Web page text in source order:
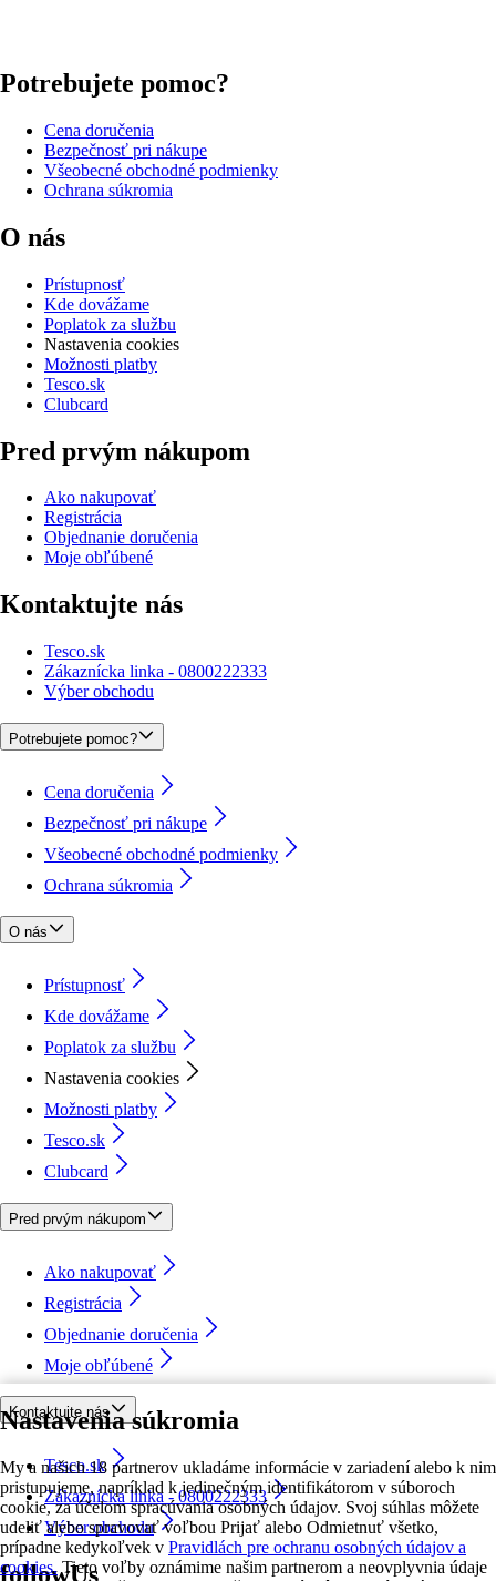
Nastavenia súkromia
My a našich 18 partnerov ukladáme informácie v zariadení alebo k nim
pristupujeme, napríklad k jedinečným identifikátorom v súboroch
cookie, za účelom spracúvania osobných údajov. Svoj súhlas môžete
udeliť alebo spravovať voľbou Prijať alebo Odmietnuť všetko,
prípadne kedykoľvek v Pravidlách pre ochranu osobných údajov a
cookies. Tieto voľby oznámime našim partnerom a neovplyvnia údaje
Potrebujete pomoc?
Cena doručenia
Bezpečnosť pri nákupe
Všeobecné obchodné podmienky
Ochrana súkromia
O nás
Prístupnosť
Kde dovážame
Poplatok za službu
Nastavenia cookies
Možnosti platby
Tesco.sk
Clubcard
Pred prvým nákupom
Ako nakupovať
Registrácia
Objednanie doručenia
Moje obľúbené
Kontaktujte nás
Tesco.sk
Zákaznícka linka - 0800222333
Výber obchodu
Potrebujete pomoc?
Cena doručenia
Bezpečnosť pri nákupe
Všeobecné obchodné podmienky
Ochrana súkromia
O nás
Prístupnosť
Kde dovážame
Poplatok za službu
Nastavenia cookies
Možnosti platby
Tesco.sk
Clubcard
Pred prvým nákupom
Ako nakupovať
Registrácia
Objednanie doručenia
Moje obľúbené
Kontaktujte nás
Tesco.sk
Zákaznícka linka - 0800222333
Výber obchodu
followUs